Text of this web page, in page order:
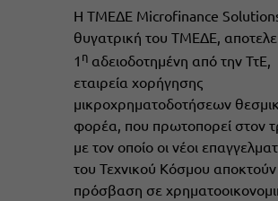
H ΤΜΕΔΕ Microfinance
θυγατρική του ΤΜΕΔΕ,
1 ηαδειοδοτημένη από την ΤτΕ,
εταιρεία χορήγησης
μικροχρηματοδοτήσεων
φορέα, που πρωτοπορεί στον
με τον οποίο οι νέοι
του Τεχνικού Κόσμου αποκτούν
πρόσβαση σε